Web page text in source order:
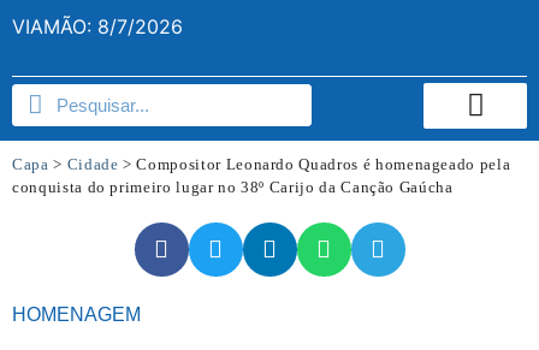
VIAMÃO: 8/7/2026
Capa > Cidade >Compositor Leonardo Quadros é homenageado pela
conquista do primeiro lugar no 38º Carijo da Canção Gaúcha
HOMENAGEM